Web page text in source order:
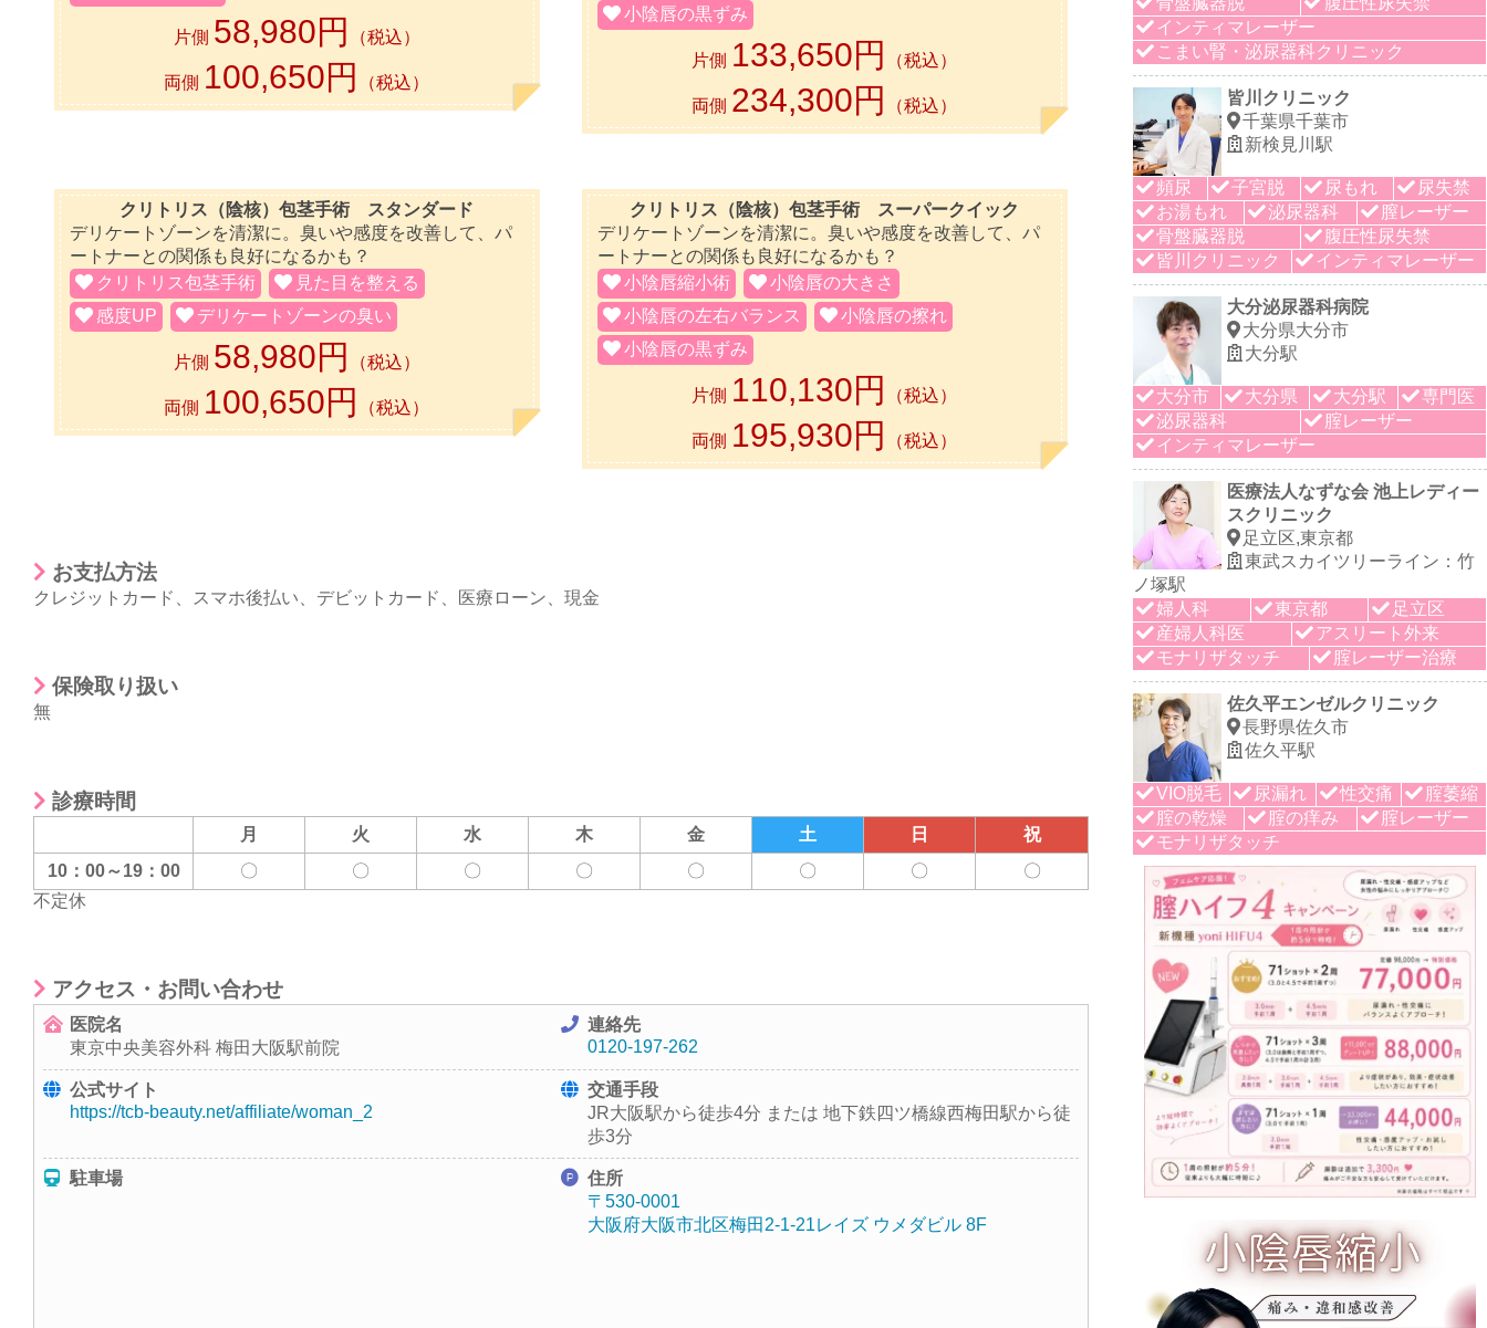
片側 58,980円 （税込）
両側 100,650円 （税込）
小陰唇の黒ずみ
片側 133,650円 （税込）
両側 234,300円 （税込）
クリトリス（陰核）包茎手術 スタンダード
デリケートゾーンを清潔に。臭いや感度を改善して、パ
ートナーとの関係も良好になるかも？
クリトリス包茎手術
見た目を整える
感度UP
デリケートゾーンの臭い
片側 58,980円 （税込）
両側 100,650円 （税込）
クリトリス（陰核）包茎手術 スーパークイック
デリケートゾーンを清潔に。臭いや感度を改善して、パ
ートナーとの関係も良好になるかも？
小陰唇縮小術
小陰唇の大きさ
小陰唇の左右バランス
小陰唇の擦れ
小陰唇の黒ずみ
片側 110,130円 （税込）
両側 195,930円 （税込）
お支払方法
クレジットカード スマホ後払い デビットカード 医療ローン 現金
保険取り扱い
無
診療時間
月 火 水 木 金 土 日
祝
10：00～19：00
〇 〇 〇 〇 〇 〇 〇
〇
不定休
アクセス・お問い合わせ
医院名
東京中央美容外科 梅田大阪駅前院
連絡先
0120-197-262
公式サイト
https://tcb-beauty.net/affiliate/woman_2
交通手段
JR大阪駅から徒歩4分 または 地下鉄四ツ橋線西梅田駅から徒
歩3分
駐車場
住所
〒530-0001
大阪府大阪市北区梅田2-1-21レイズ ウメダビル 8F
インティマレーザー
こまい腎・泌尿器科クリニック
皆川クリニック
千葉県千葉市
新検見川駅
頻尿 子宮脱 尿もれ
尿失禁
お湯もれ
泌尿器科
膣レーザー
骨盤臓器脱
腹圧性尿失禁
皆川クリニック
インティマレーザー
大分泌尿器科病院
大分県大分市
大分駅
大分市 大分県 大分駅
専門医
泌尿器科
腟レーザー
インティマレーザー
医療法人なずな会 池上レディー
スクリニック
足立区,東京都
東武スカイツリーライン：竹
ノ塚駅
婦人科
東京都
足立区
産婦人科医
アスリート外来
モナリザタッチ
腟レーザー治療
佐久平エンゼルクリニック
長野県佐久市
佐久平駅
VIO脱毛 尿漏れ 性交痛
腟萎縮
腟の乾燥
腟の痒み
腟レーザー
モナリザタッチ